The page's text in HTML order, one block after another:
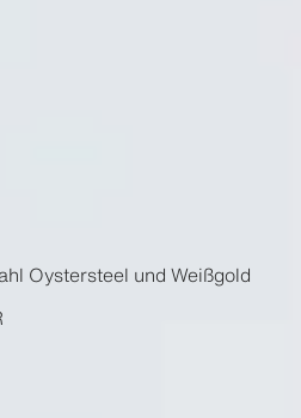
Oystersteel und Weißgold